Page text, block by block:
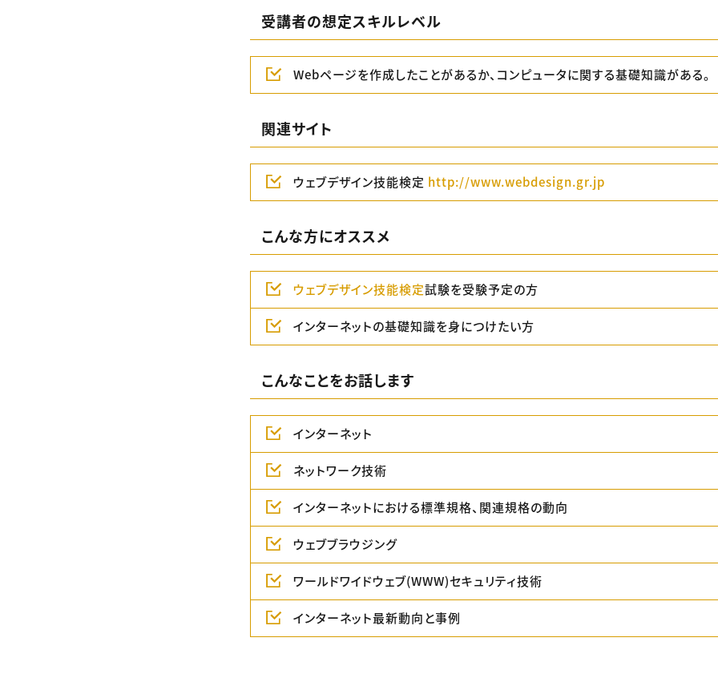
受講者の想定スキルレベル
Webページを作成したことがあるか、コンピュータに関する基礎知識がある。
関連サイト
ウェブデザイン技能検定 http://www.webdesign.gr.jp
こんな方にオススメ
ウェブデザイン技能検定試験を受験予定の方
インターネットの基礎知識を身につけたい方
こんなことをお話します
インターネット
ネットワーク技術
インターネットにおける標準規格、関連規格の動向
ウェブブラウジング
ワールドワイドウェブ(WWW)セキュリティ技術
インターネット最新動向と事例